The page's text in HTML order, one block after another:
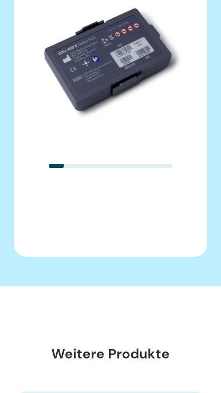
Weitere Produkte